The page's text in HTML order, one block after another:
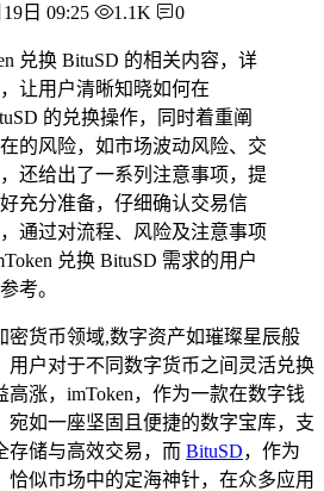
日 09:25 1.1K 0
兑换 BituSD 的相关内容，详
让用户清晰知晓如何在
的兑换操作，同时着重阐
的风险，如市场波动风险、交
还给出了一系列注意事项，提
充分准备，仔细确认交易信
通过对流程、风险及注意事项
兑换 BituSD 需求的用户
考。
密货币领域,数字资产如璀璨星辰般
用户对于不同数字货币之间灵活兑换
涨，imToken，作为一款在数字钱
宛如一座坚固且便捷的数字宝库，支
存储与高效交易，而 BituSD，作为
恰似市场中的定海神针，在众多应用